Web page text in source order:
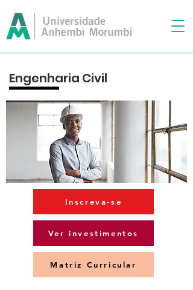
Engenharia Civil
Inscreva-se
Ver investimentos
Matriz Curricular